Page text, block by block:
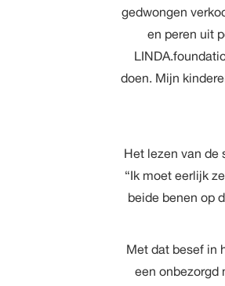
gedwongen
en peren uit
doen. Mijn
Het lezen van de
“Ik moet eerlijk
beide benen op
Met dat besef in
een onbezorgd